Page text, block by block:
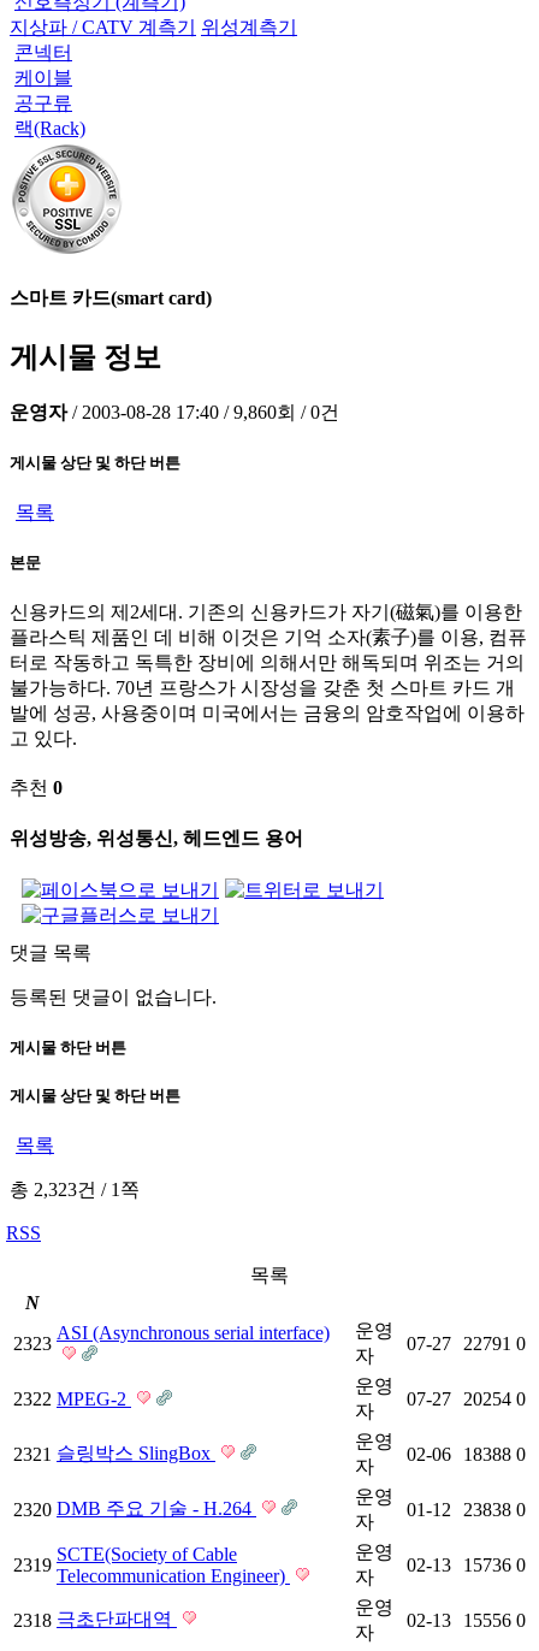
지상파 / CATV 계측기
위성계측기
콘넥터
케이블
공구류
랙(Rack)
스마트 카드(smart card)
게시물 정보
운영자 / 2003-08-28 17:40 / 9,860회 / 0건
게시물 상단 및 하단 버튼
목록
본문
신용카드의 제2세대. 기존의 신용카드가 자기(磁氣)를 이용한
플라스틱 제품인 데 비해 이것은 기억 소자(素子)를 이용, 컴퓨
터로 작동하고 독특한 장비에 의해서만 해독되며 위조는 거의
불가능하다. 70년 프랑스가 시장성을 갖춘 첫 스마트 카드 개
발에 성공, 사용중이며 미국에서는 금융의 암호작업에 이용하
고 있다.
추천 0
위성방송, 위성통신, 헤드엔드 용어
댓글 목록
등록된 댓글이 없습니다.
게시물 하단 버튼
게시물 상단 및 하단 버튼
목록
총 2,323건 /1쪽
RSS
목록
N
2323
ASI (Asynchronous serial interface)
운영
자
07-27 22791 0
2322 MPEG-2
운영
자
07-27 20254 0
2321 슬링박스 SlingBox
운영
자
02-06 18388 0
2320 DMB 주요 기술 - H.264
운영
자
01-12 23838 0
2319
SCTE(Society of Cable
Telecommunication Engineer)
운영
자
02-13 15736 0
2318 극초단파대역
운영
자
02-13 15556 0